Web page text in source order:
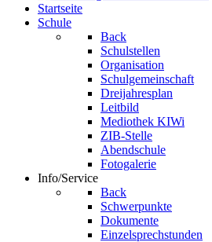
Startseite
Schule
Back
Schulstellen
Organisation
Schulgemeinschaft
Dreijahresplan
Leitbild
Mediothek KIWi
ZIB-Stelle
Abendschule
Fotogalerie
Info/Service
Back
Schwerpunkte
Dokumente
Einzelsprechstunden